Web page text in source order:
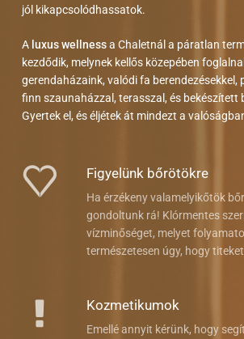
jól kikapcsolódhassatok.
A luxus wellnessa Chaletnál a páratlan
kezdődik, melynek kellős közepében
gerendaházaink, valódi fa berendezésekkel,
finn szaunaházzal, terasszal, és bekészített
Gyertek el, és éljétek át mindezt a
Figyelünk bőrötökre
Ha érzékeny valamelyikőtök
gondoltunk rá! Klórmentes
vízminőséget, melyet
természetesen úgy, hogy
Kozmetikumok
Emellé annyit kérünk, hogy